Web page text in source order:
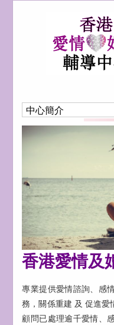
香港愛情及
專業提供愛情諮詢、感
務，關係重建 及 促進愛
顧問已處理逾千愛情、